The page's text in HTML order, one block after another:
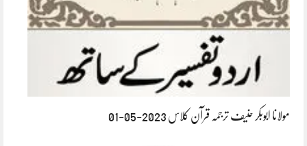
مولانا ابوبکر حنیف ترجمہ قرآن کلاس 2023-05-01